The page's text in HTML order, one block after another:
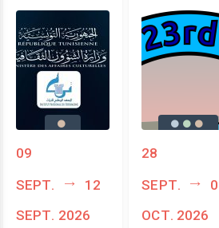
09
sept.
12
sept. 2026
28
sept.
oct. 2026